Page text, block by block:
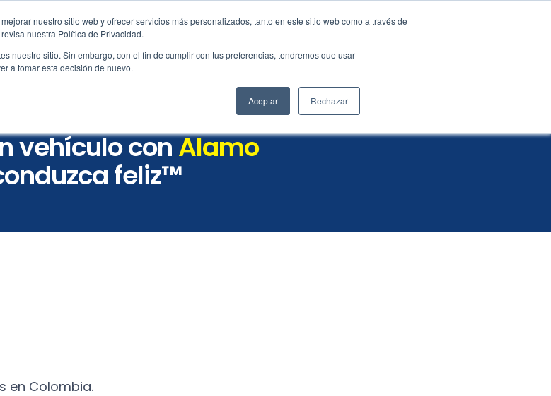
nuestro sitio web y ofrecer servicios más personalizados, tanto en este sitio web como a través de
nuestra Política de Privacidad.
nuestro sitio. Sin embargo, con el fin de cumplir con tus preferencias, tendremos que usar
a tomar esta decisión de nuevo.
Aceptar Rechazar
Oficinas
vehículo conAlamo
feliz™
en Colombia.